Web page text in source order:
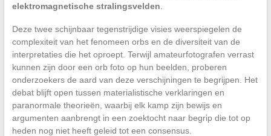
elektromagnetische stralingsvelden
Deze twee schijnbaar tegenstrijdige visies weerspiegelen de
complexiteit van het fenomeen orbs en de diversiteit van de
interpretaties die het oproept. Terwijl amateurfotografen verrast
kunnen zijn door een orb foto op hun beelden, proberen
onderzoekers de aard van deze verschijningen te begrijpen. Het
debat blijft open tussen materialistische verklaringen en
paranormale theorieën, waarbij elk kamp zijn bewijs en
argumenten aanbrengt in een zoektocht naar begrip die tot op
heden nog niet heeft geleid tot een consensus.